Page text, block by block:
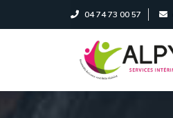
04 74 73 00 57
Panneau de gestion des cookies